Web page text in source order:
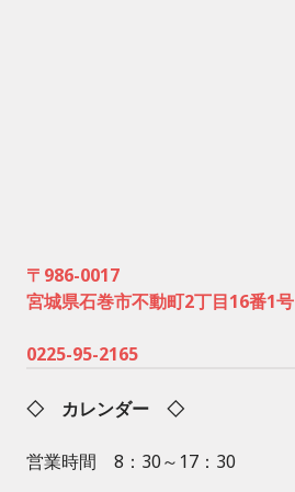
〒986-0017
宮城県石巻市不動町2丁目16番1号
0225-95-2165
◇ カレンダー ◇
営業時間 8：30～17：30